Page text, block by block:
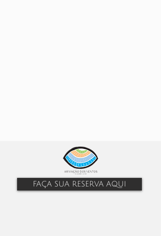
FAÇA SUA RESERVA AQUI